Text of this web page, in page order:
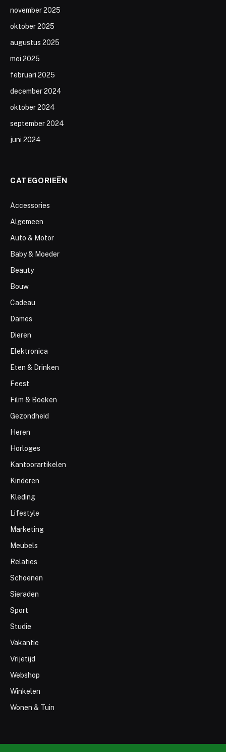
november 2025
oktober 2025
augustus 2025
mei 2025
februari 2025
december 2024
oktober 2024
september 2024
juni 2024
CATEGORIEËN
Accessories
Algemeen
Auto & Motor
Baby & Moeder
Beauty
Bouw
Cadeau
Dames
Dieren
Elektronica
Eten & Drinken
Feest
Film & Boeken
Gezondheid
Heren
Horloges
Kantoorartikelen
Kinderen
Kleding
Lifestyle
Marketing
Meubels
Relaties
Schoenen
Sieraden
Sport
Studie
Vakantie
Vrijetijd
Webshop
Winkelen
Wonen & Tuin